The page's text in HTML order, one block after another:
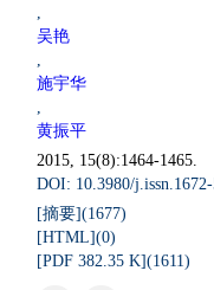
,
吴艳
,
施宇华
,
黄振平
2015, 15(8):1464-1465.
DOI: 10.3980/
[摘要](1677)
[HTML](0)
[PDF 382.35 K](1611)